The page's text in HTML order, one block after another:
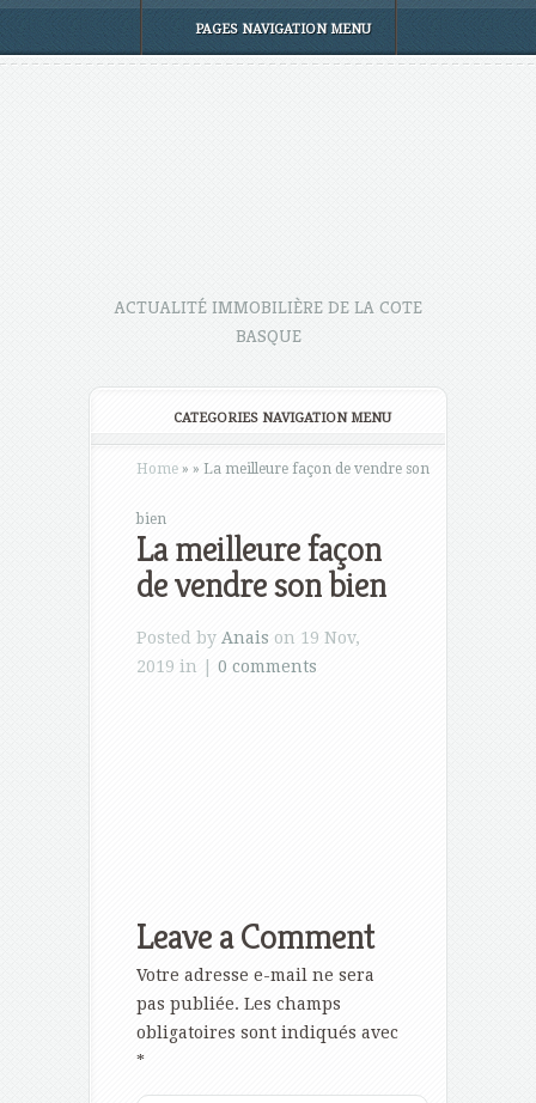
PAGES NAVIGATION MENU
ACTUALITÉ IMMOBILIÈRE DE LA COTE
BASQUE
CATEGORIES NAVIGATION MENU
Home » » La meilleure façon de vendre son
bien
La meilleure façon
de vendre son bien
Posted by Anais on 19 Nov,
2019 in | 0 comments
Leave a Comment
Votre adresse e-mail ne sera
pas publiée. Les champs
obligatoires sont indiqués avec
*